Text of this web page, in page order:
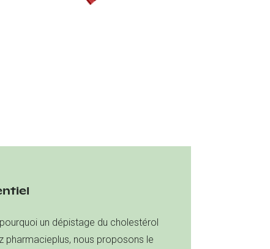
un dépistage du cholestérol
pharmacieplus, nous proposons le